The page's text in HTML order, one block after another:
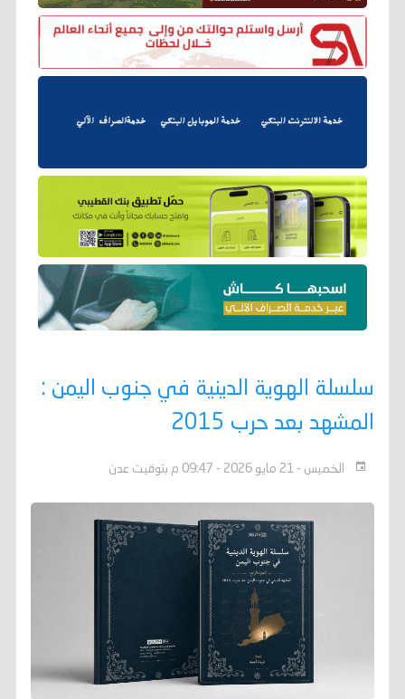
سلسلة الهوية الدينية في جنوب اليمن :
المشهد بعد حرب 2015
الخميس - 21 مايو 2026 - 09:47 م بتوقيت عدن